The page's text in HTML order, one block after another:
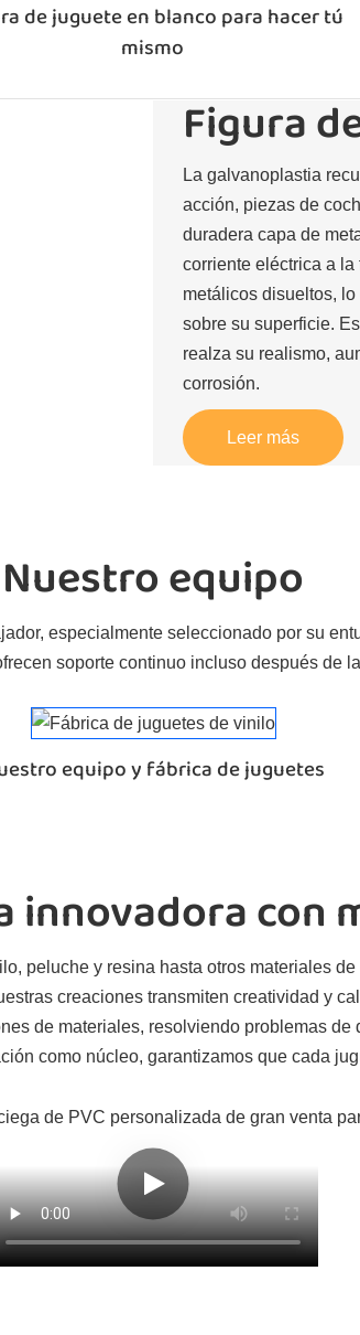
de juguete en blanco para hacer tú
mismo
Figura
La galvanoplastia
acción, piezas de
duradera capa de
corriente eléctrica a
metálicos disueltos,
sobre su superficie.
realza su realismo,
corrosión.
Leer más
Nuestro equipo
especialmente seleccionado por su
soporte continuo incluso después de
equipo y fábrica de juguetes
innovadora
peluche y resina hasta otros materiales
creaciones transmiten creatividad y
de materiales, resolviendo problemas
como núcleo, garantizamos que cada